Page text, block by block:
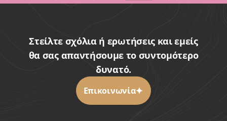
Στείλτε σχόλια ή ερωτήσεις και εμείς
θα σας απαντήσουμε το συντομότερο
δυνατό.
Επικοινωνία